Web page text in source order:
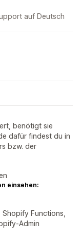
auf Deutsch
benötigt sie
dafür findest du in
bzw. der
einsehen:
Shopify Functions,
Admin